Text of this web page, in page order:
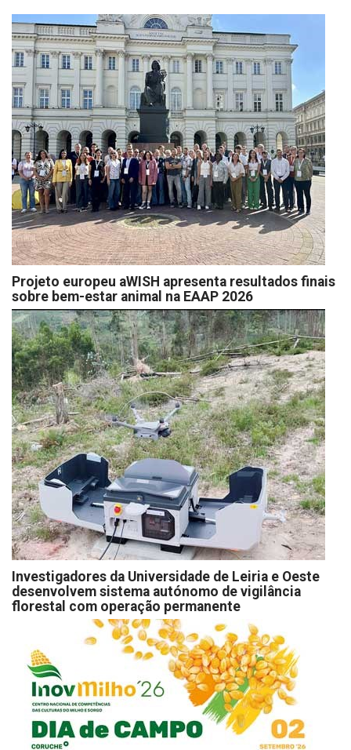
Projeto europeu aWISH apresenta resultados finais
sobre bem-estar animal na EAAP 2026
Investigadores da Universidade de Leiria e Oeste
desenvolvem sistema autónomo de vigilância
florestal com operação permanente